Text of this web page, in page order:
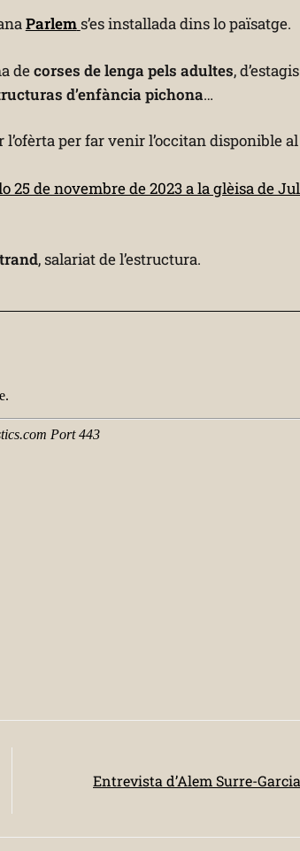
Parlems’es installada dins lo païsatge.
decorses de lenga pels adultes,
d’enfància pichona…
per far venir l’occitan disponible
25 de novembre de 2023 a la glèisa de
, salariat de l’estructura.
Entrevista d’Alem Surre-